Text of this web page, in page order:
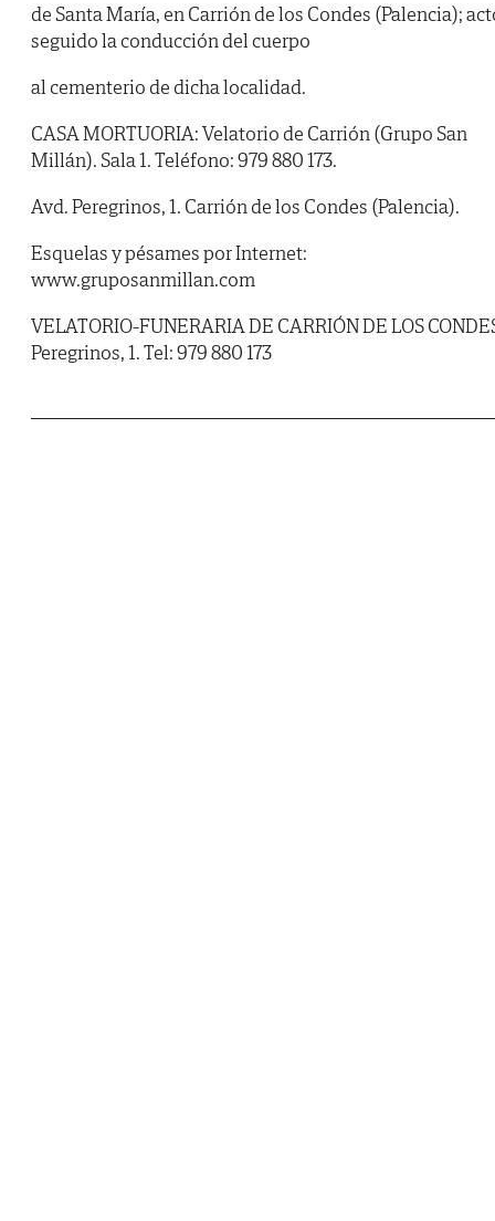
de Santa María, en Carrión de los Condes (Palencia);
seguido la conducción del cuerpo
al cementerio de dicha localidad.
CASA MORTUORIA: Velatorio de Carrión (Grupo San
Millán). Sala 1. Teléfono: 979 880 173.
Avd. Peregrinos, 1. Carrión de los Condes (Palencia).
Esquelas y pésames por Internet:
www.gruposanmillan.com
VELATORIO-FUNERARIA DE CARRIÓN DE LOS
Peregrinos, 1. Tel: 979 880 173